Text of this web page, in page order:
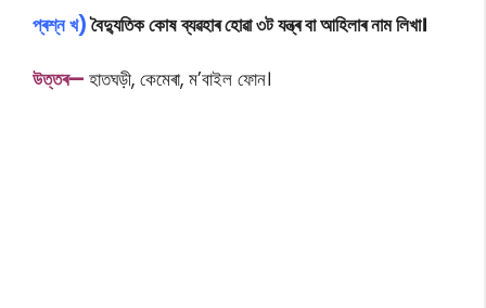
প্ৰশ্ন খ)বৈদ্যুতিক কোষ ব্যৱহাৰ হোৱা ৩ট যন্ত্ৰ বা আহিলাৰ নাম লিখা।
উত্তৰ— হাতঘড়ী, কেমেৰা, ম’বাইল ফোন।